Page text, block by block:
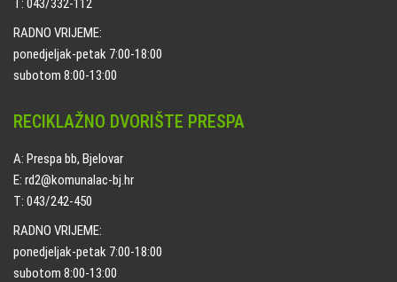
T: 043/332-112
RADNO VRIJEME:
ponedjeljak-petak 7:00-18:00
subotom 8:00-13:00
RECIKLAŽNO DVORIŠTE PRESPA
A: Prespa bb, Bjelovar
E: rd2@komunalac-bj.hr
T: 043/242-450
RADNO VRIJEME:
ponedjeljak-petak 7:00-18:00
subotom 8:00-13:00